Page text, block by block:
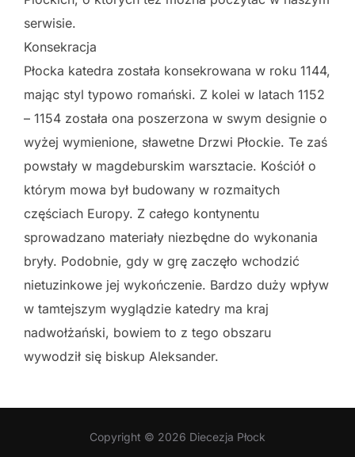
serwisie.
Konsekracja
Płocka katedra została konsekrowana w roku 1144,
mając styl typowo romański. Z kolei w latach 1152
– 1154 została ona poszerzona w swym designie o
wyżej wymienione, sławetne Drzwi Płockie. Te zaś
powstały w magdeburskim warsztacie. Kościół o
którym mowa był budowany w rozmaitych
częściach Europy. Z całego kontynentu
sprowadzano materiały niezbędne do wykonania
bryły. Podobnie, gdy w grę zaczęło wchodzić
nietuzinkowe jej wykończenie. Bardzo duży wpływ
w tamtejszym wyglądzie katedry ma kraj
nadwołżański, bowiem to z tego obszaru
wywodził się biskup Aleksander.
Copyright © 2026 Diecezja Płock